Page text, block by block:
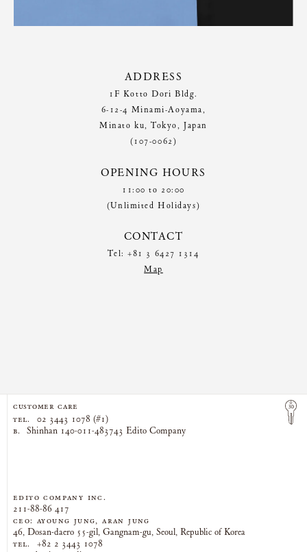
ADDRESS
1F Kotto Dori Bldg.
6-12-4 Minami-Aoyama,
Minato ku, Tokyo, Japan
(107-0062)
OPENING HOURS
11:00 to 20:00
(Unlimited Holidays)
CONTACT
Tel: +81 3 6427 1314
Map
CUSTOMER CARE
TEL.
02 3443 1078 (#1)
B. Shinhan 140-011-483743 Edito Company
EDITO COMPANY Inc.
211-88-86 417
CEO: AYOUNG JUNG, ARAN JUNG
46, Dosan-daero 55-gil, Gangnam-gu, Seoul, Republic of Korea
TEL.
+82 2 3443 1078